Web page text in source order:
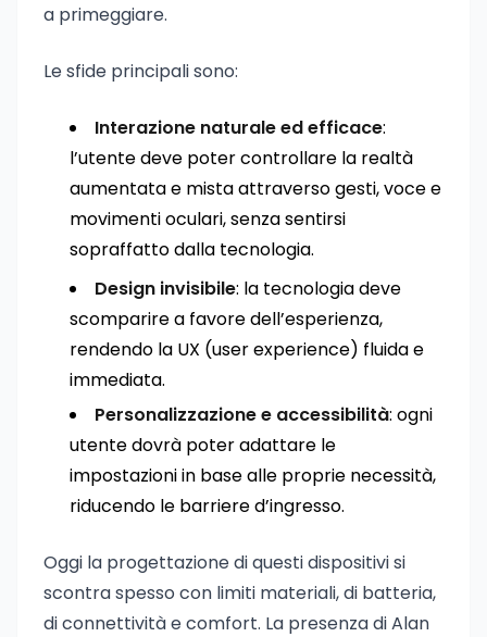
a primeggiare.
Le sfide principali sono:
Interazione naturale ed efficace:
l’utente deve poter controllare la realtà
aumentata e mista attraverso gesti, voce e
movimenti oculari, senza sentirsi
sopraffatto dalla tecnologia.
Design invisibile: la tecnologia deve
scomparire a favore dell’esperienza,
rendendo la UX (user experience) fluida e
immediata.
Personalizzazione e accessibilità: ogni
utente dovrà poter adattare le
impostazioni in base alle proprie necessità,
riducendo le barriere d’ingresso.
Oggi la progettazione di questi dispositivi si
scontra spesso con limiti materiali, di batteria,
di connettività e comfort. La presenza di Alan